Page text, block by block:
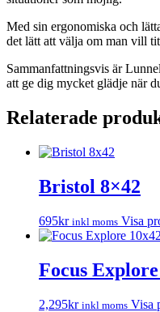
Med sin ergonomiska och
det lätt att välja om man vill
Sammanfattningsvis är
att ge dig mycket glädje när
Relaterade
Bristol 8×42
695kr inkl moms Visa
Focus
2,295kr inkl moms Visa